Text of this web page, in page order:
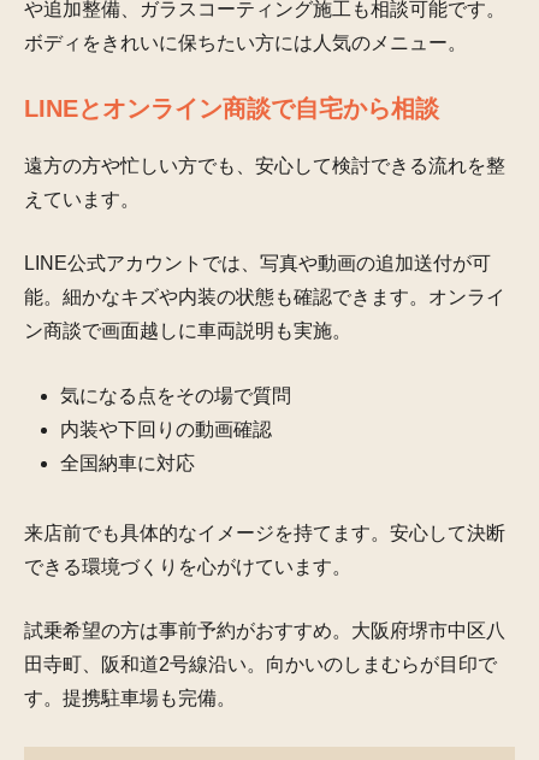
や追加整備、ガラスコーティング施工も相談可能です。
ボディをきれいに保ちたい方には人気のメニュー。
LINEとオンライン商談で自宅から相談
遠方の方や忙しい方でも、安心して検討できる流れを整
えています。
LINE公式アカウントでは、写真や動画の追加送付が可
能。細かなキズや内装の状態も確認できます。オンライ
ン商談で画面越しに車両説明も実施。
気になる点をその場で質問
内装や下回りの動画確認
全国納車に対応
来店前でも具体的なイメージを持てます。安心して決断
できる環境づくりを心がけています。
試乗希望の方は事前予約がおすすめ。大阪府堺市中区八
田寺町、阪和道2号線沿い。向かいのしまむらが目印で
す。提携駐車場も完備。